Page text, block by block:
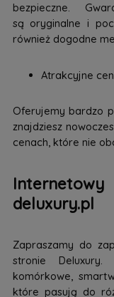
bezpieczne.
są oryginalne i
również dogodne
Atrakcyjne
Oferujemy bardzo
znajdziesz
cenach, które nie
deluxury.pl
Zapraszamy do
stronie
komórkowe,
które pasują do